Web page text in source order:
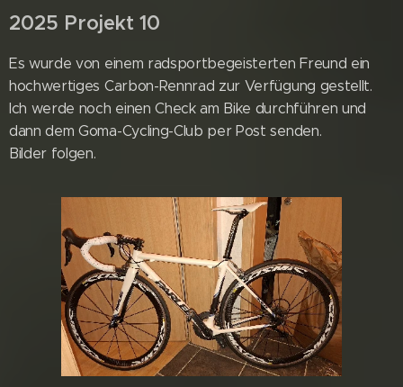
2025 Projekt 10
Es wurde von einem radsportbegeisterten Freund ein
hochwertiges Carbon-Rennrad zur Verfügung gestellt.
Ich werde noch einen Check am Bike durchführen und
dann dem Goma-Cycling-Club per Post senden.
Bilder folgen.